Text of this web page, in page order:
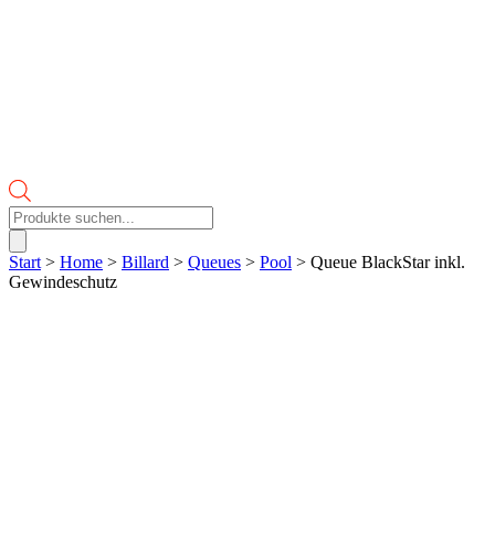
Products
search
Start > Home > Billard > Queues > Pool > Queue BlackStar inkl.
Gewindeschutz